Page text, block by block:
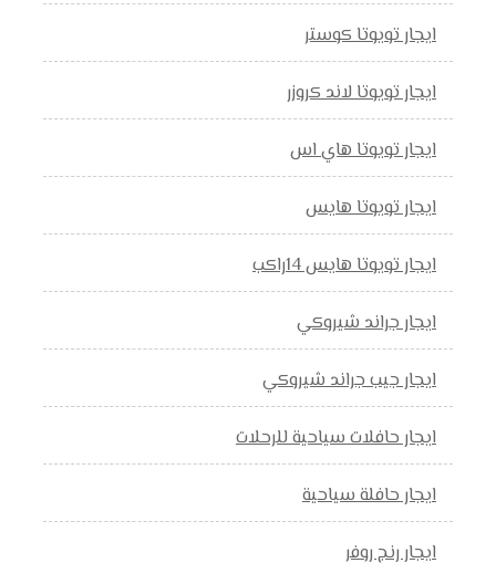
ايجار تويوتا كوستر
ايجار تويوتا لاند كروزر
ايجار تويوتا هاي اس
ايجار تويوتا هايس
ايجار تويوتا هايس 14راكب
ايجار جراند شيروكي
ايجار جيب جراند شيروكي
ايجار حافلات سياحية للرحلات
ايجار حافلة سياحية
ايجار رنج روفر